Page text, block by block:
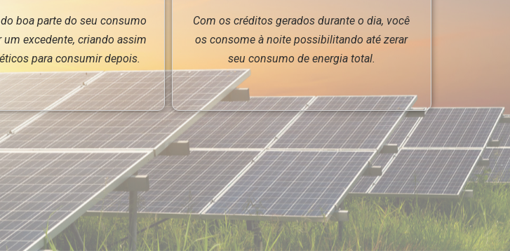
boa parte do seu consumo
um excedente, criando assim
para consumir depois.
Com os créditos gerados durante o dia, você
os consome à noite possibilitando até zerar
seu consumo de energia total.